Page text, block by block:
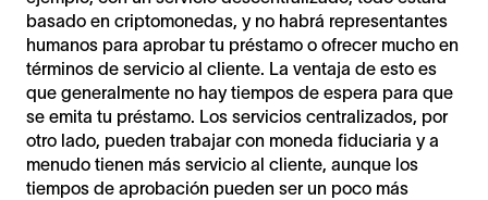
basado en criptomonedas, y no habrá representantes
humanos para aprobar tu préstamo o ofrecer mucho en
términos de servicio al cliente. La ventaja de esto es
que generalmente no hay tiempos de espera para que
se emita tu préstamo. Los servicios centralizados, por
otro lado, pueden trabajar con moneda fiduciaria y a
menudo tienen más servicio al cliente, aunque los
tiempos de aprobación pueden ser un poco más